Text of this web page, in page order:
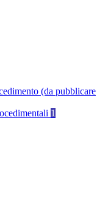
(da pubblicare
1